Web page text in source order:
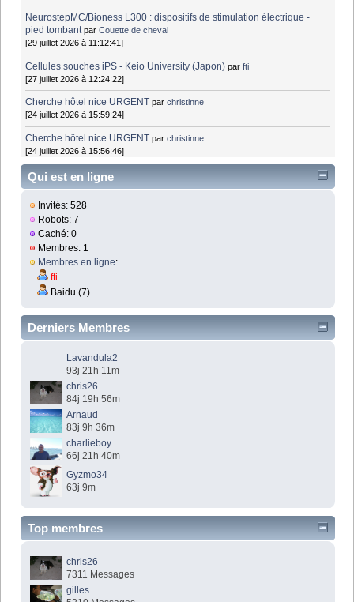
NeurostepMC/Bioness L300 : dispositifs de stimulation électrique -
pied tombant parCouette de cheval
[29 juillet 2026 à 11:12:41]
Cellules souches iPS - Keio University (Japon) parfti
[27 juillet 2026 à 12:24:22]
Cherche hôtel nice URGENT parchristinne
[24 juillet 2026 à 15:59:24]
Cherche hôtel nice URGENT parchristinne
[24 juillet 2026 à 15:56:46]
Qui est en ligne
Invités: 528
Robots: 7
Caché: 0
Membres: 1
Membres en ligne:
fti
Baidu (7)
Derniers Membres
Lavandula2
93j 21h 11m
chris26
84j 19h 56m
Arnaud
83j 9h 36m
charlieboy
66j 21h 40m
Gyzmo34
63j 9m
Top membres
chris26
7311 Messages
gilles